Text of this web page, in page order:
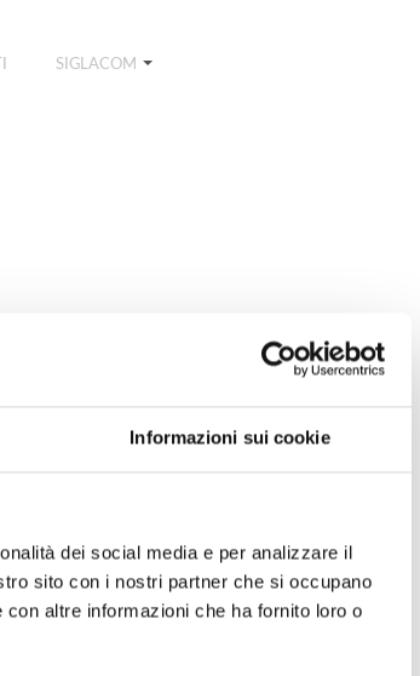
Informazioni sui cookie
dei social media e per analizzare il
sito con i nostri partner che si occupano
altre informazioni che ha fornito loro o
SIGLACOM